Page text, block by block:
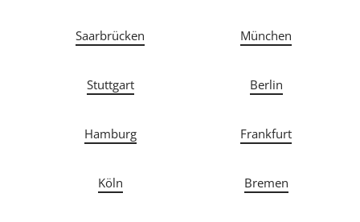
Saarbrücken München
Stuttgart Berlin
Hamburg Frankfurt
Köln Bremen